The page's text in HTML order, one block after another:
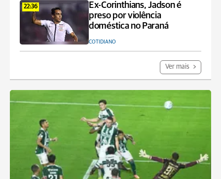
22:36
Ex-Corinthians, Jadson é
preso por violência
doméstica no Paraná
COTIDIANO
Ver mais